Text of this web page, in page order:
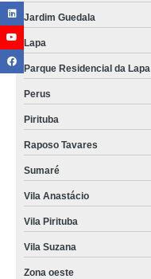
Jardim Guedala
Lapa
Parque Residencial da Lapa
Perus
Pirituba
Raposo Tavares
Sumaré
Vila Anastácio
Vila Pirituba
Vila Suzana
Zona oeste